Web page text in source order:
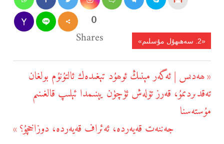
0
Shares
«2. سەھىھۇل مۇسلىم»
يازما
يۆتكەش
Previous
Post:
ھەدىس | ئەگەر مېنىڭ ئوھۇد تېغىدەك ئالتۇنۇم بولغان
تەقدىردىمۇ، قەرز تۆلەش ئۈچۈن يېنىمدا ئېلىپ قالغىنىم
مۇستەسنا
Next
جەننەت قەيەردە، ئەئراف قەيەردە، دوزاخچۇ؟